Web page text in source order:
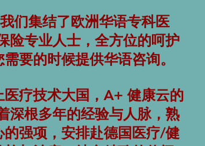
们集结了欧洲华语专科医
险专业人士，全方位的呵护
要的时候提供华语咨询。
疗技术大国，A+ 健康云的
深根多年的经验与人脉，熟
强项，安排赴德国医疗/健